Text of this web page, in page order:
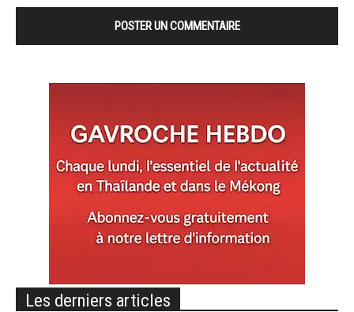
Les derniers articles